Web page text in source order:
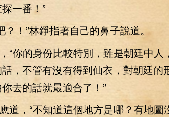
一番！”
！”林錚指著自己的鼻子說道。
的身份比較特別，雖是朝廷中人
，不管有沒有得到仙衣，對朝廷的
去的話就最適合了！”
，“不知道這個地方是哪？有地圖